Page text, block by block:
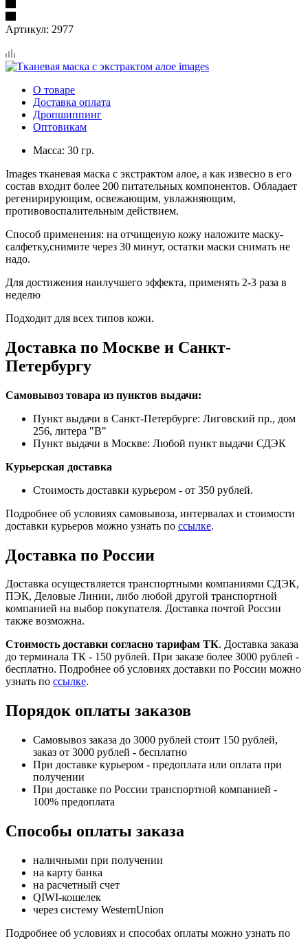
Артикул: 2977
О товаре
Доставка оплата
Дропшиппинг
Оптовикам
Масса: 30 гр.
Images тканевая маска с экстрактом алое, а как извесно в его
состав входит более 200 питательных компонентов. Обладает
регенирирующим, освежающим, увлажняющим,
противовоспалительным действием.
Способ применения: на отчищеную кожу наложите маску-
салфетку,снимите через 30 минут, остатки маски снимать не
надо.
Для достижения наилучшего эффекта, применять 2-3 раза в
неделю
Подходит для всех типов кожи.
Доставка по Москве и Санкт-
Петербургу
Самовывоз товара из пунктов выдачи:
Пункт выдачи в Санкт-Петербурге: Лиговский пр., дом
256, литера "В"
Пункт выдачи в Москве: Любой пункт выдачи СДЭК
Курьерская доставка
Стоимость доставки курьером - от 350 рублей.
Подробнее об условиях самовывоза, интервалах и стоимости
доставки курьеров можно узнать по ссылке.
Доставка по России
Доставка осуществляется транспортными компаниями СДЭК,
ПЭК, Деловые Линии, либо любой другой транспортной
компанией на выбор покупателя. Доставка почтой России
также возможна.
Стоимость доставки согласно тарифам ТК. Доставка заказа
до терминала ТК - 150 рублей. При заказе более 3000 рублей -
бесплатно. Подробнее об условиях доставки по России можно
узнать по ссылке.
Порядок оплаты заказов
Самовывоз заказа до 3000 рублей стоит 150 рублей,
заказ от 3000 рублей - бесплатно
При доставке курьером - предоплата или оплата при
получении
При доставке по России транспортной компанией -
100% предоплата
Способы оплаты заказа
наличными при получении
на карту банка
на расчетный счет
QIWI-кошелек
через систему WesternUnion
Подробнее об условиях и способах оплаты можно узнать по